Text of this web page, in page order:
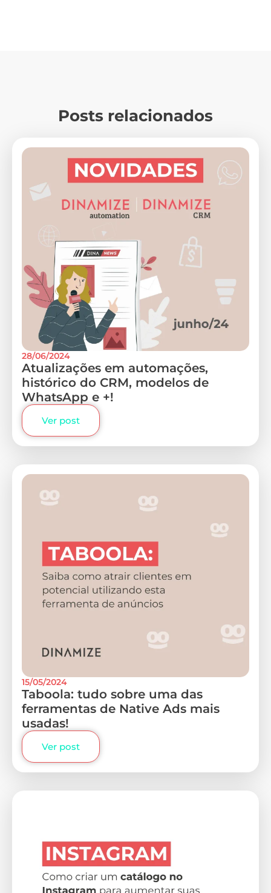
Posts relacionados
28/06/2024
Atualizações em automações,
histórico do CRM, modelos de
WhatsApp e +!
Ver post
15/05/2024
Taboola: tudo sobre uma das
ferramentas de Native Ads mais
usadas!
Ver post